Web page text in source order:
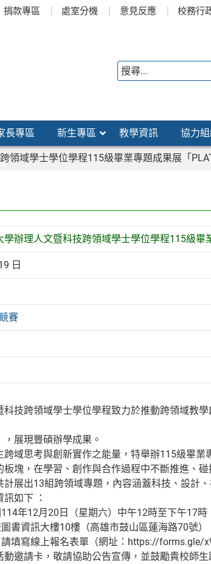
捐款專區 處室分機 意見反應 校務行
長專區 新生專區 教學資訊 協力
領域學士學位學程115級畢業專題成果展「
辦理人文暨科技跨領域學士學位學程115級畢
日
賽
科技跨領域學士學位學程致力於推動跨領域教
展現豐碩辦學成果。
跨域思考與創新實作之能量，特舉辦115級畢
板塊，在學習、創作與合作過程中不斷推進、
計展出13組跨領域專題，內容涵蓋科技、設計
如下 ：
年12月20日（星期六）中午12時至下午17時
書資訊大樓10樓（高雄市鼓山區蓮海路70號）
填寫線上報名表單（網址：https://forms.gle/
動邀請卡，敬請協助公告宣傳，並鼓勵貴校師生